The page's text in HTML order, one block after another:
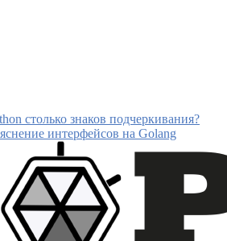
столько знаков подчеркивания?
интерфейсов на Golang